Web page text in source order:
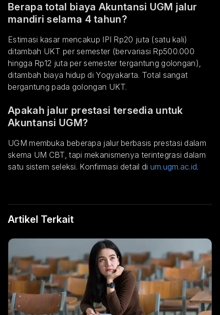
Berapa total biaya Akuntansi UGM jalur
mandiri selama 4 tahun?
Estimasi kasar mencakup IPI Rp20 juta (satu kali)
ditambah UKT per semester (bervariasi Rp500.000
hingga Rp12 juta per semester tergantung golongan),
ditambah biaya hidup di Yogyakarta. Total sangat
bergantung pada golongan UKT.
Apakah jalur prestasi tersedia untuk
Akuntansi UGM?
UGM membuka beberapa jalur berbasis prestasi dalam
skema UM CBT, tapi mekanismenya terintegrasi dalam
satu sistem seleksi. Konfirmasi detail di um.ugm.ac.id.
Artikel Terkait